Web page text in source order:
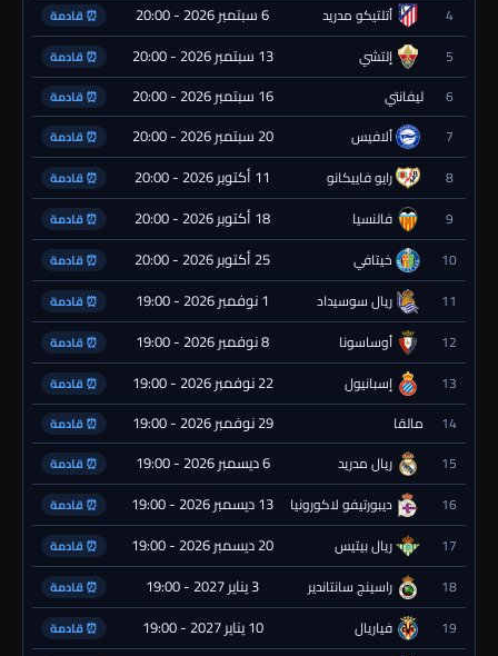
4 أتلتيكو مدريد 6 سبتمبر 2026 - 20:00 ⏰ قادمة
5 إلتشي 13 سبتمبر 2026 - 20:00 ⏰ قادمة
6 ليفانتي 16 سبتمبر 2026 - 20:00 ⏰ قادمة
7 ألافيس 20 سبتمبر 2026 - 20:00 ⏰ قادمة
8 رايو فاييكانو 11 أكتوبر 2026 - 20:00 ⏰ قادمة
9 فالنسيا 18 أكتوبر 2026 - 20:00 ⏰ قادمة
10 خيتافي 25 أكتوبر 2026 - 20:00 ⏰ قادمة
11 ريال سوسيداد 1 نوفمبر 2026 - 19:00 ⏰ قادمة
12 أوساسونا 8 نوفمبر 2026 - 19:00 ⏰ قادمة
13 إسبانيول 22 نوفمبر 2026 - 19:00 ⏰ قادمة
14 مالقا 29 نوفمبر 2026 - 19:00 ⏰ قادمة
15 ريال مدريد 6 ديسمبر 2026 - 19:00 ⏰ قادمة
16 ديبورتيفو لاكورونيا 13 ديسمبر 2026 - 19:00 ⏰ قادمة
17 ريال بيتيس 20 ديسمبر 2026 - 19:00 ⏰ قادمة
18 راسينج سانتاندير 3 يناير 2027 - 19:00 ⏰ قادمة
19 فياريال 10 يناير 2027 - 19:00 ⏰ قادمة